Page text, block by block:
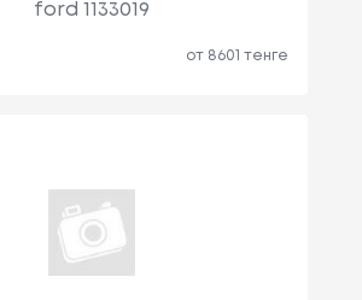
ford 1133019
от 8601 тенге